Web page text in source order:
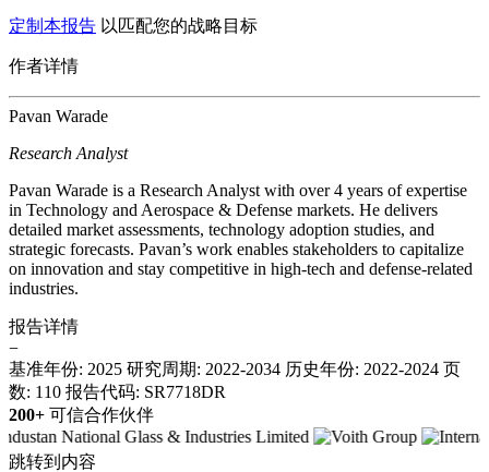
定制本报告 以匹配您的战略目标
作者详情
Pavan Warade
Research Analyst
Pavan Warade is a Research Analyst with over 4 years of expertise
in Technology and Aerospace & Defense markets. He delivers
detailed market assessments, technology adoption studies, and
strategic forecasts. Pavan’s work enables stakeholders to capitalize
on innovation and stay competitive in high-tech and defense-related
industries.
报告详情
−
基准年份: 2025 研究周期: 2022-2034 历史年份: 2022-2024 页
数: 110 报告代码: SR7718DR
200+ 可信合作伙伴
跳转到内容